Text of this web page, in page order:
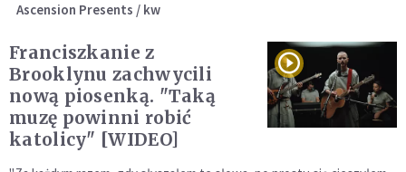
Ascension Presents / kw
Franciszkanie z
Brooklynu zachwycili
nową piosenką. "Taką
muzę powinni robić
katolicy" [WIDEO]